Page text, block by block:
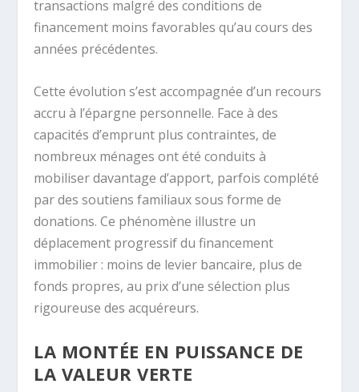
transactions malgré des conditions de
financement moins favorables qu’au cours des
années précédentes.
Cette évolution s’est accompagnée d’un recours
accru à l’épargne personnelle. Face à des
capacités d’emprunt plus contraintes, de
nombreux ménages ont été conduits à
mobiliser davantage d’apport, parfois complété
par des soutiens familiaux sous forme de
donations. Ce phénomène illustre un
déplacement progressif du financement
immobilier : moins de levier bancaire, plus de
fonds propres, au prix d’une sélection plus
rigoureuse des acquéreurs.
LA MONTÉE EN PUISSANCE DE
LA VALEUR VERTE